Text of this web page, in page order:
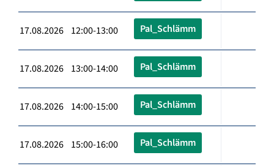
17.08.2026 12:00-13:00 Pal_Schlämm
17.08.2026 13:00-14:00 Pal_Schlämm
17.08.2026 14:00-15:00 Pal_Schlämm
17.08.2026 15:00-16:00 Pal_Schlämm